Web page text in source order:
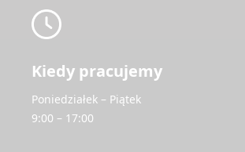
Kiedy pracujemy
Poniedziałek – Piątek
9:00 – 17:00